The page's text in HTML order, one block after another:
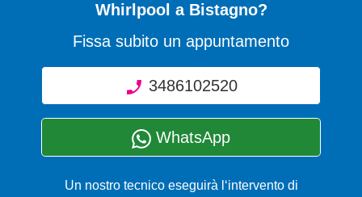
Whirlpool a Bistagno?
Fissa subito un appuntamento
3486102520
WhatsApp
Un nostro tecnico eseguirà l‘intervento di